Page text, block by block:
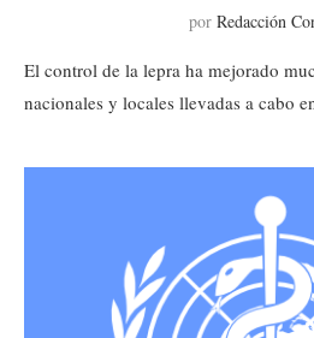
por Redacción
El control de la lepra ha mejorado
nacionales y locales llevadas a cabo